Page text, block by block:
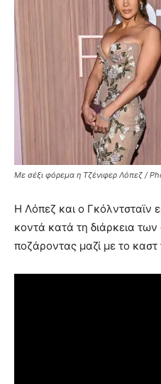
Με σέξι φόρεμα η Τζένιφερ Λόπεζ /
Η Λόπεζ και ο Γκόλντσταϊν
κοντά κατά τη διάρκεια
ποζάροντας μαζί με το καστ